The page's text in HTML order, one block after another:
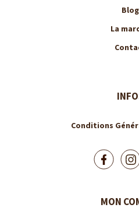
Blog
La
Conditions
MON